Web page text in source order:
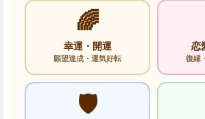
🌈
幸運・開運
願望達成・運気好転
恋
復縁
🛡️